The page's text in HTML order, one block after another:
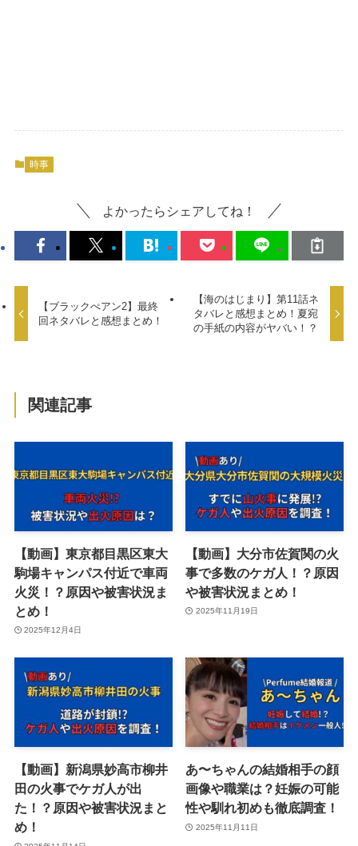
時事
よかったらシェアしてね！
【ブラックぺアン2】最終
回ネタバレと感想まとめ！
【海のはじまり】第11話ネ
タバレと感想まとめ！夏宛
の手紙の内容がヤバい！？
関連記事
【動画】東京都目黒区東大
駒場キャンパス付近で車両
火災！？原因や被害状況ま
とめ！
2025年12月4日
【動画】大分市佐賀関の火
事で多数のケガ人！？原因
や被害状況まとめ！
2025年11月19日
【動画】新潟県妙高市柳井
田の火事でケガ人が出
た！？原因や被害状況まと
め！
あ〜ちゃんの結婚相手の顔
画像や職業は？妊娠の可能
性や馴れ初めも徹底調査！
2025年11月11日